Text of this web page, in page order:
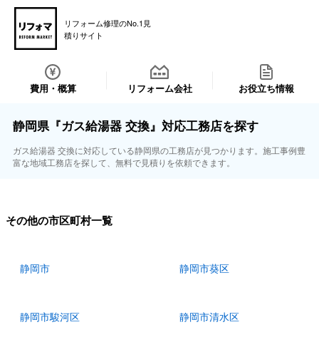
リフォーム修理のNo.1見
積りサイト
費用・概算 リフォーム会社 お役立ち情報
静岡県『ガス給湯器 交換』対応工務店を探す
ガス給湯器 交換に対応している静岡県の工務店が見つかります。施工事例豊
富な地域工務店を探して、無料で見積りを依頼できます。
その他の市区町村一覧
静岡市 静岡市葵区
静岡市駿河区 静岡市清水区